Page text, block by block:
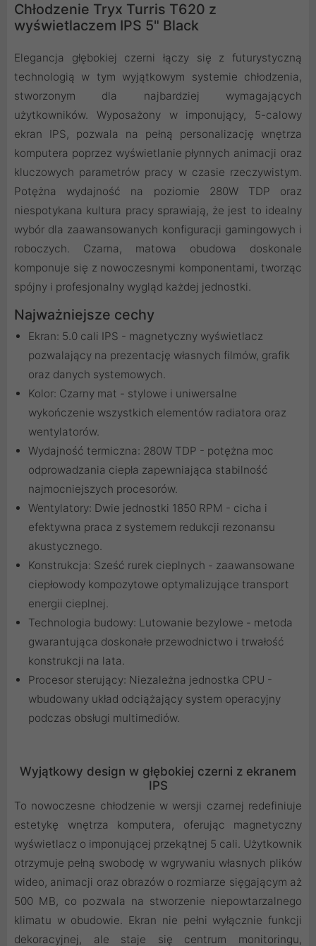
Chłodzenie Tryx Turris T620 z
wyświetlaczem IPS 5" Black
Elegancja głębokiej czerni łączy się z futurystyczną
technologią w tym wyjątkowym systemie chłodzenia,
stworzonym dla najbardziej wymagających
użytkowników. Wyposażony w imponujący, 5-calowy
ekran IPS, pozwala na pełną personalizację wnętrza
komputera poprzez wyświetlanie płynnych animacji oraz
kluczowych parametrów pracy w czasie rzeczywistym.
Potężna wydajność na poziomie 280W TDP oraz
niespotykana kultura pracy sprawiają, że jest to idealny
wybór dla zaawansowanych konfiguracji gamingowych i
roboczych. Czarna, matowa obudowa doskonale
komponuje się z nowoczesnymi komponentami, tworząc
spójny i profesjonalny wygląd każdej jednostki.
Najważniejsze cechy
Ekran: 5.0 cali IPS - magnetyczny wyświetlacz
pozwalający na prezentację własnych filmów, grafik
oraz danych systemowych.
Kolor: Czarny mat - stylowe i uniwersalne
wykończenie wszystkich elementów radiatora oraz
wentylatorów.
Wydajność termiczna: 280W TDP - potężna moc
odprowadzania ciepła zapewniająca stabilność
najmocniejszych procesorów.
Wentylatory: Dwie jednostki 1850 RPM - cicha i
efektywna praca z systemem redukcji rezonansu
akustycznego.
Konstrukcja: Sześć rurek cieplnych - zaawansowane
ciepłowody kompozytowe optymalizujące transport
energii cieplnej.
Technologia budowy: Lutowanie bezylowe - metoda
gwarantująca doskonałe przewodnictwo i trwałość
konstrukcji na lata.
Procesor sterujący: Niezależna jednostka CPU -
wbudowany układ odciążający system operacyjny
podczas obsługi multimediów.
Wyjątkowy design w głębokiej czerni z ekranem
IPS
To nowoczesne chłodzenie w wersji czarnej redefiniuje
estetykę wnętrza komputera, oferując magnetyczny
wyświetlacz o imponującej przekątnej 5 cali. Użytkownik
otrzymuje pełną swobodę w wgrywaniu własnych plików
wideo, animacji oraz obrazów o rozmiarze sięgającym aż
500 MB, co pozwala na stworzenie niepowtarzalnego
klimatu w obudowie. Ekran nie pełni wyłącznie funkcji
dekoracyjnej, ale staje się centrum monitoringu,